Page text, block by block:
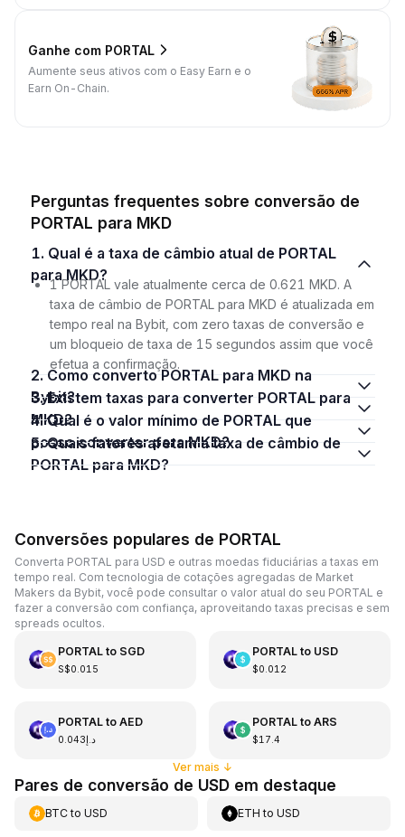
Ganhe com PORTAL
Aumente seus ativos com o Easy Earn e o
Earn On-Chain.
Perguntas frequentes sobre conversão de
PORTAL para MKD
1. Qual é a taxa de câmbio atual de PORTAL
para MKD?
1 PORTAL vale atualmente cerca de 0.621 MKD. A
taxa de câmbio de PORTAL para MKD é atualizada em
tempo real na Bybit, com zero taxas de conversão e
um bloqueio de taxa de 15 segundos assim que você
efetua a confirmação.
2. Como converto PORTAL para MKD na
Bybit?
3. Existem taxas para converter PORTAL para
MKD?
4. Qual é o valor mínimo de PORTAL que
posso converter para MKD?
5. Quais fatores afetam a taxa de câmbio de
PORTAL para MKD?
Conversões populares de PORTAL
Converta PORTAL para USD e outras moedas fiduciárias a taxas em
tempo real. Com tecnologia de cotações agregadas de Market
Makers da Bybit, você pode consultar o valor atual do seu PORTAL e
fazer a conversão com confiança, aproveitando taxas precisas e sem
spreads ocultos.
PORTALto SGD
S$0.015
PORTALto USD
$0.012
PORTALto AED
د.إ0.043
PORTALto ARS
$17.4
Ver mais ↓
Pares de conversão de USD em destaque
BTCto USD ETH toUSD